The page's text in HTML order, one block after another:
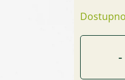
-